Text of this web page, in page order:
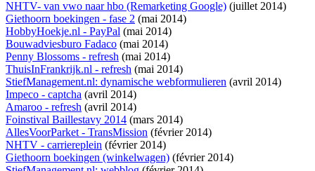
NHTV- van vwo naar hbo (Remarketing Google) (juillet 2014)
Giethoorn boekingen - fase 2 (mai 2014)
HobbyHoekje.nl - PayPal (mai 2014)
Bouwadviesburo Fadaco (mai 2014)
Penny Blossoms - refresh (mai 2014)
ThuisInFrankrijk.nl - refresh (mai 2014)
StiefManagement.nl: dynamische webformulieren (avril 2014)
Impeco - captcha (avril 2014)
Amaroo - refresh (avril 2014)
Foinstival Baillestavy 2014 (mars 2014)
AllesVoorParket - TransMission (février 2014)
NHTV - carriereplein (février 2014)
Giethoorn boekingen (winkelwagen) (février 2014)